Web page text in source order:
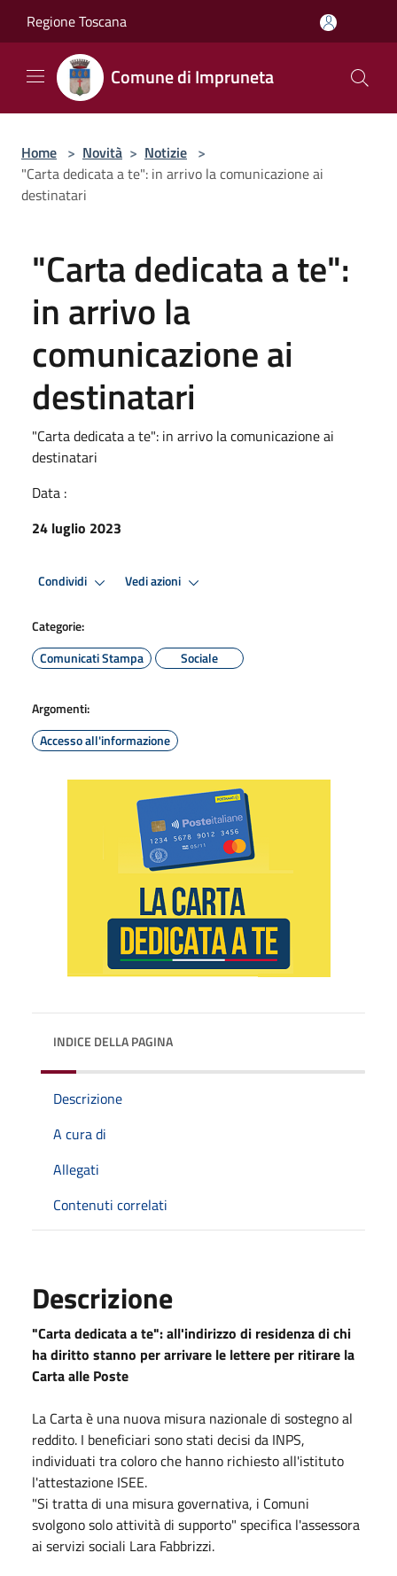
Regione Toscana
Comune di Impruneta
Home > Novità > Notizie >
"Carta dedicata a te": in arrivo la comunicazione ai
destinatari
"Carta dedicata a te":
in arrivo la
comunicazione ai
destinatari
"Carta dedicata a te": in arrivo la comunicazione ai
destinatari
Data :
24 luglio 2023
Condividi Vedi azioni
Categorie:
Comunicati Stampa
Sociale
Argomenti:
Accesso all'informazione
INDICE DELLA PAGINA
Descrizione
A cura di
Allegati
Contenuti correlati
Descrizione
"Carta dedicata a te": all'indirizzo di residenza di chi
ha diritto stanno per arrivare le lettere per ritirare la
Carta alle Poste
La Carta è una nuova misura nazionale di sostegno al
reddito. I beneficiari sono stati decisi da INPS,
individuati tra coloro che hanno richiesto all'istituto
l'attestazione ISEE.
"Si tratta di una misura governativa, i Comuni
svolgono solo attività di supporto" specifica l'assessora
ai servizi sociali Lara Fabbrizzi.